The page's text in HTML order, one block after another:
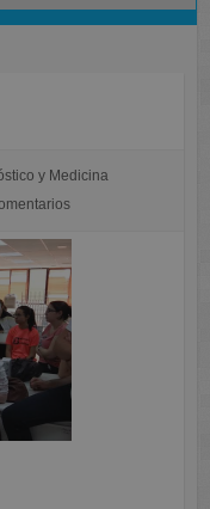
y Medicina